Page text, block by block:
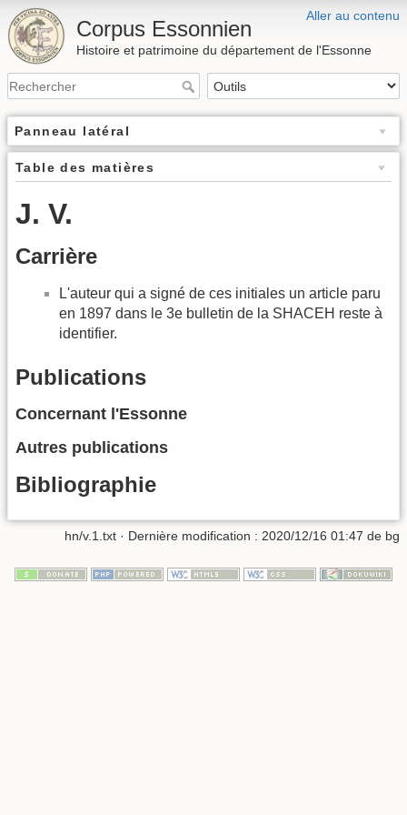
Aller au contenu
Corpus Essonnien
Histoire et patrimoine du département de l'Essonne
Panneau latéral
Table des matières
J. V.
Carrière
L'auteur qui a signé de ces initiales un article paru
en 1897 dans le 3e bulletin de la SHACEH reste à
identifier.
Publications
Concernant l'Essonne
Autres publications
Bibliographie
hn/v.1.txt · Dernière modification : 2020/12/16 01:47 de bg